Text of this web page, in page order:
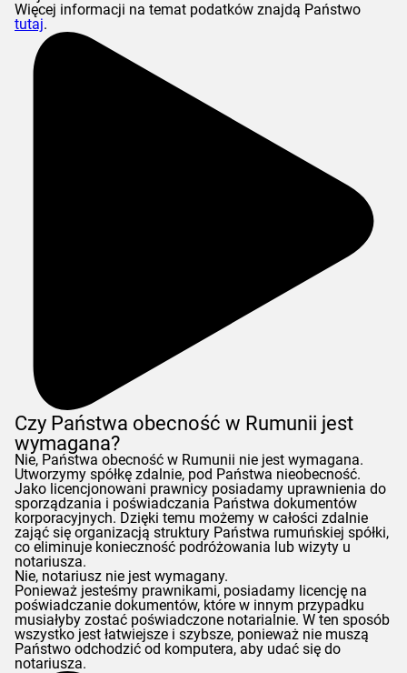
Więcej informacji na temat podatków znajdą Państwo
tutaj.
Czy Państwa obecność w Rumunii jest
wymagana?
Nie, Państwa obecność w Rumunii nie jest wymagana.
Utworzymy spółkę zdalnie, pod Państwa nieobecność.
Jako licencjonowani prawnicy posiadamy uprawnienia do
sporządzania i poświadczania Państwa dokumentów
korporacyjnych. Dzięki temu możemy w całości zdalnie
zająć się organizacją struktury Państwa rumuńskiej spółki,
co eliminuje konieczność podróżowania lub wizyty u
notariusza.
Nie, notariusz nie jest wymagany.
Ponieważ jesteśmy prawnikami, posiadamy licencję na
poświadczanie dokumentów, które w innym przypadku
musiałyby zostać poświadczone notarialnie. W ten sposób
wszystko jest łatwiejsze i szybsze, ponieważ nie muszą
Państwo odchodzić od komputera, aby udać się do
notariusza.